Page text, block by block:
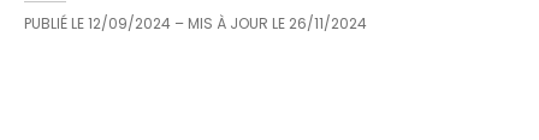
PUBLIÉ LE12/09/2024 – MIS À JOUR LE 26/11/2024